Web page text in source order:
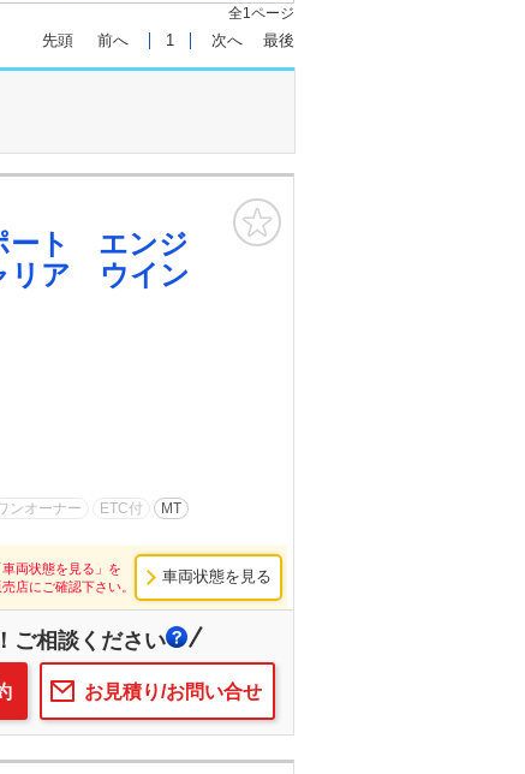
全1ページ
先頭 前へ 1 次へ 最後
ート エンジ
リア ウイン
ンオーナー ETC付 MT
両状態を見る」を
店にご確認下さい。
車両状態を見る
ご相談ください
お見積り/お問い合せ